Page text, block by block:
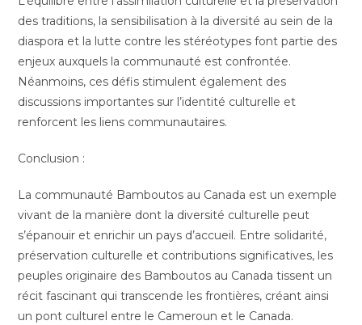
des traditions, la sensibilisation à la diversité au sein de la
diaspora et la lutte contre les stéréotypes font partie des
enjeux auxquels la communauté est confrontée.
Néanmoins, ces défis stimulent également des
discussions importantes sur l’identité culturelle et
renforcent les liens communautaires.
Conclusion :
La communauté Bamboutos au Canada est un exemple
vivant de la manière dont la diversité culturelle peut
s’épanouir et enrichir un pays d’accueil. Entre solidarité,
préservation culturelle et contributions significatives, les
peuples originaire des Bamboutos au Canada tissent un
récit fascinant qui transcende les frontières, créant ainsi
un pont culturel entre le Cameroun et le Canada.